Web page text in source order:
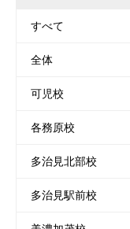
すべて
全体
可児校
各務原校
多治見北部校
多治見駅前校